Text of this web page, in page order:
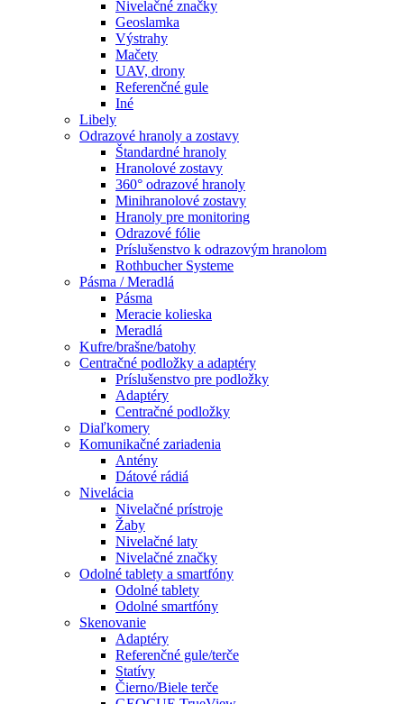
Nivelačné značky
Geoslamka
Výstrahy
Mačety
UAV, drony
Referenčné gule
Iné
Libely
Odrazové hranoly a zostavy
Štandardné hranoly
Hranolové zostavy
360° odrazové hranoly
Minihranolové zostavy
Hranoly pre monitoring
Odrazové fólie
Príslušenstvo k odrazovým hranolom
Rothbucher Systeme
Pásma / Meradlá
Pásma
Meracie kolieska
Meradlá
Kufre/brašne/batohy
Centračné podložky a adaptéry
Príslušenstvo pre podložky
Adaptéry
Centračné podložky
Diaľkomery
Komunikačné zariadenia
Antény
Dátové rádiá
Nivelácia
Nivelačné prístroje
Žaby
Nivelačné laty
Nivelačné značky
Odolné tablety a smartfóny
Odolné tablety
Odolné smartfóny
Skenovanie
Adaptéry
Referenčné gule/terče
Statívy
Čierno/Biele terče